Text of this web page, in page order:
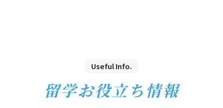
Useful Info.
留学お役立ち情報